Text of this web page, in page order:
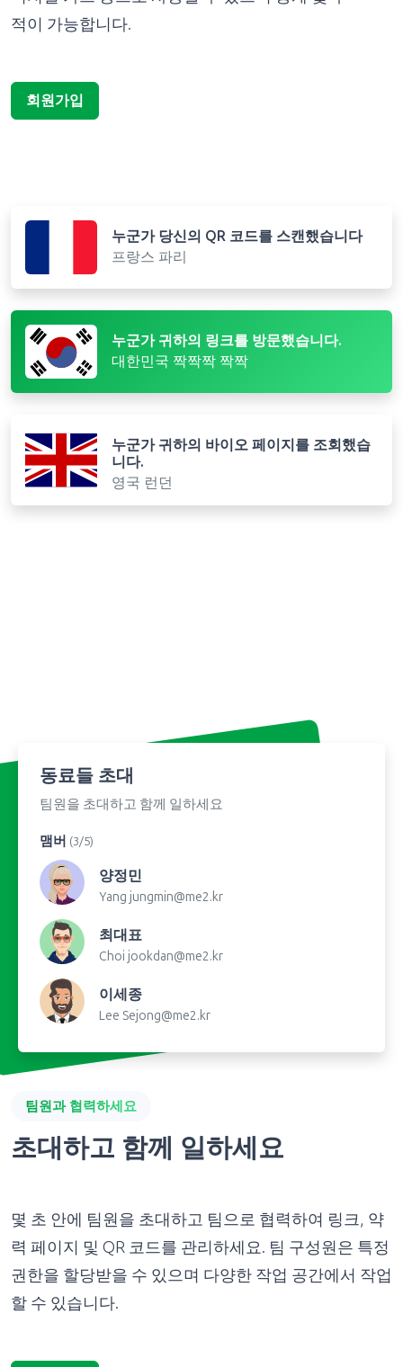
프랑스 파리
대한민국 짝짝짝 짝짝
니다.
영국 런던
회원가입
팀원을 초대하고 함께 일하세요
Yangjungmin@me2.kr
Choi jookdan@me2.kr
Lee Sejong@me2.kr
력 페이지 및 QR 코드를 관리하세요. 팀 구성원은 특정
권한을 할당받을 수 있으며 다양한 작업 공간에서 작업
할 수 있습니다.
회원가입